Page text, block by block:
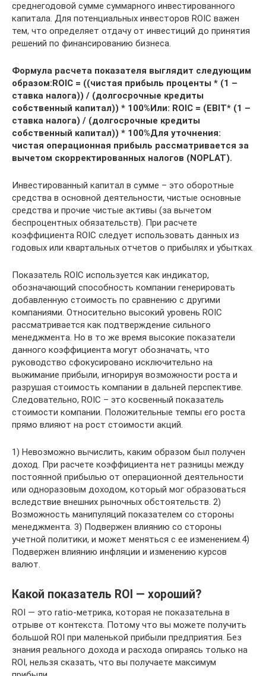
среднегодовой сумме суммарного инвестированного
капитала. Для потенциальных инвесторов ROIC важен
тем, что определяет отдачу от инвестиций до принятия
решений по финансированию бизнеса.
Формула расчета показателя выглядит следующим
образом:ROIC = ((чистая прибыль проценты * (1 –
ставка налога)) / (долгосрочные кредиты
собственный капитал)) * 100%Или: ROIC = (EBIT* (1 –
ставка налога) / (долгосрочные кредиты
собственный капитал)) * 100%Для уточнения:
чистая операционная прибыль рассматривается за
вычетом скорректированных налогов (NOPLAT).
Инвестированный капитал в сумме – это оборотные
средства в основной деятельности, чистые основные
средства и прочие чистые активы (за вычетом
беспроцентных обязательств). При расчете
коэффициента ROIC следует использовать данных из
годовых или квартальных отчетов о прибылях и убытках.
Показатель ROIC используется как индикатор,
обозначающий способность компании генерировать
добавленную стоимость по сравнению с другими
компаниями. Относительно высокий уровень ROIC
рассматривается как подтверждение сильного
менеджмента. Но в то же время высокие показатели
данного коэффициента могут обозначать, что
руководство сфокусировано исключительно на
выжимание прибыли, игнорируя возможности роста и
разрушая стоимость компании в дальней перспективе.
Следовательно, ROIC – это косвенный показатель
стоимости компании. Положительные темпы его роста
прямо влияют на рост стоимости акций.
1) Невозможно вычислить, каким образом был получен
доход. При расчете коэффициента нет разницы между
постоянной прибылью от операционной деятельности
или одноразовым доходом, который мог образоваться
вследствие внешних рыночных обстоятельств. 2)
Возможность манипуляций показателем со стороны
менеджмента. 3) Подвержен влиянию со стороны
учетной политики, и может меняться с ее изменением.4)
Подвержен влиянию инфляции и изменению курсов
валют.
Какой показатель ROI — хороший?
ROI — это ratio-метрика, которая не показательна в
отрыве от контекста. Потому что вы можете получить
большой ROI при маленькой прибыли предприятия. Без
знания реального дохода и расхода опираясь только на
ROI, нельзя сказать, что вы получаете максимум